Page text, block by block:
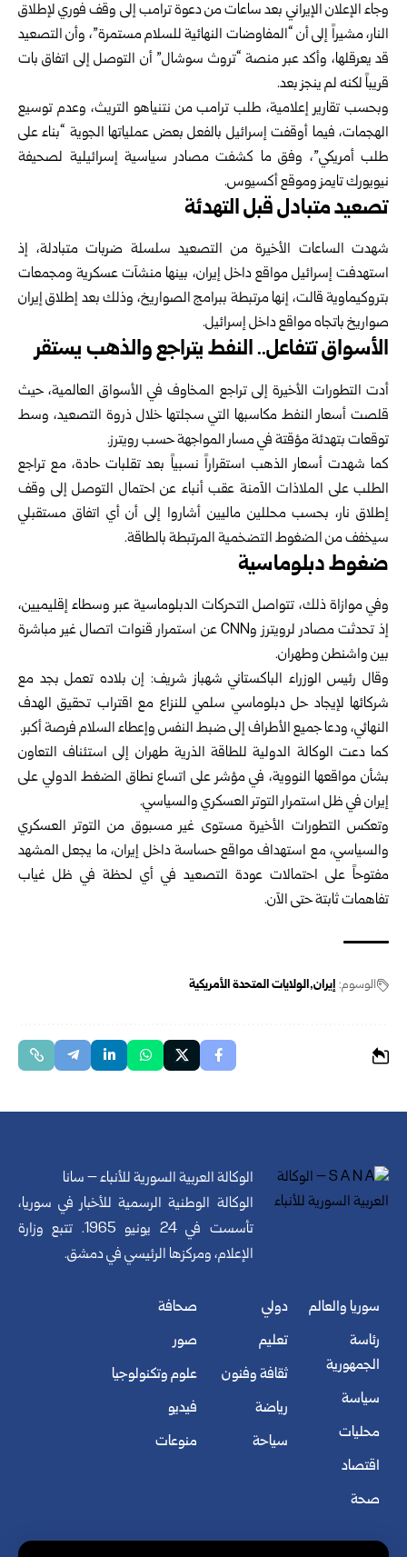
وجاء الإعلان الإيراني بعد ساعات من دعوة ترامب إلى وقف فوري لإطلاق
النار، مشيراً إلى أن “المفاوضات النهائية للسلام مستمرة”، وأن التصعيد
قد يعرقلها، وأكد عبر منصة “تروث سوشال” أن التوصل إلى اتفاق بات
قريباً لكنه لم ينجز بعد.
وبحسب تقارير إعلامية، طلب ترامب من نتنياهو التريث، وعدم توسيع
الهجمات، فيما أوقفت إسرائيل بالفعل بعض عملياتها الجوية “بناء على
طلب أمريكي”، وفق ما كشفت مصادر سياسية إسرائيلية لصحيفة
نيويورك تايمز وموقع أكسيوس.
تصعيد متبادل قبل التهدئة
شهدت الساعات الأخيرة من التصعيد سلسلة ضربات متبادلة، إذ
استهدفت إسرائيل مواقع داخل إيران، بينها منشآت عسكرية ومجمعات
بتروكيماوية قالت، إنها مرتبطة ببرامج الصواريخ، وذلك بعد إطلاق إيران
صواريخ باتجاه مواقع داخل إسرائيل.
الأسواق تتفاعل.. النفط يتراجع والذهب يستقر
أدت التطورات الأخيرة إلى تراجع المخاوف في الأسواق العالمية، حيث
قلصت أسعار النفط مكاسبها التي سجلتها خلال ذروة التصعيد، وسط
توقعات بتهدئة مؤقتة في مسار المواجهة حسب رويترز.
كما شهدت أسعار الذهب استقراراً نسبياً بعد تقلبات حادة، مع تراجع
الطلب على الملاذات الآمنة عقب أنباء عن احتمال التوصل إلى وقف
إطلاق نار، بحسب محللين ماليين أشاروا إلى أن أي اتفاق مستقبلي
سيخفف من الضغوط التضخمية المرتبطة بالطاقة.
ضغوط دبلوماسية
وفي موازاة ذلك، تتواصل التحركات الدبلوماسية عبر وسطاء إقليميين،
إذ تحدثت مصادر لرويترز وCNN عن استمرار قنوات اتصال غير مباشرة
بين واشنطن وطهران.
وقال رئيس الوزراء الباكستاني شهباز شريف: إن بلاده تعمل بجد مع
شركائها لإيجاد حل دبلوماسي سلمي للنزاع مع اقتراب تحقيق الهدف
النهائي، ودعا جميع الأطراف إلى ضبط النفس وإعطاء السلام فرصة أكبر.
كما دعت الوكالة الدولية للطاقة الذرية طهران إلى استئناف التعاون
بشأن مواقعها النووية، في مؤشر على اتساع نطاق الضغط الدولي على
إيران في ظل استمرار التوتر العسكري والسياسي.
وتعكس التطورات الأخيرة مستوى غير مسبوق من التوتر العسكري
والسياسي، مع استهداف مواقع حساسة داخل إيران، ما يجعل المشهد
مفتوحاً على احتمالات عودة التصعيد في أي لحظة في ظل غياب
تفاهمات ثابتة حتى الآن.
الوسوم: إيران‎ الولايات المتحدة الأمريكية
الوكالة العربية السورية للأنباء – سانا
الوكالة الوطنية الرسمية للأخبار في سوريا،
تأسست في 24 يونيو 1965. تتبع وزارة
الإعلام، ومركزها الرئيسي في دمشق.
سوريا والعالم
رئاسة
الجمهورية
سياسة
محليات
اقتصاد
صحة
دولي
تعليم
ثقافة وفنون
رياضة
سياحة
صحافة
صور
علوم وتكنولوجيا
فيديو
منوعات